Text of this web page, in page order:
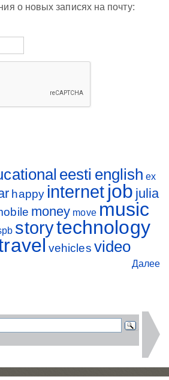
о новых записях на почту:
eesti english ex
happy internet job julia
money move music
storytechnology
vehicles video
Далее